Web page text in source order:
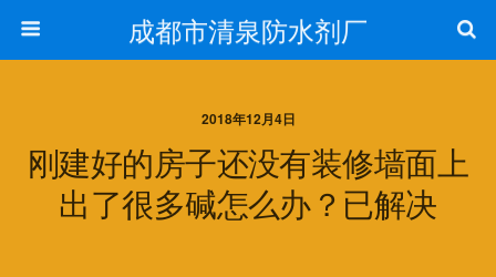
成都市清泉防水剂厂
2018年12月4日
刚建好的房子还没有装修墙面上
出了很多碱怎么办？已解决